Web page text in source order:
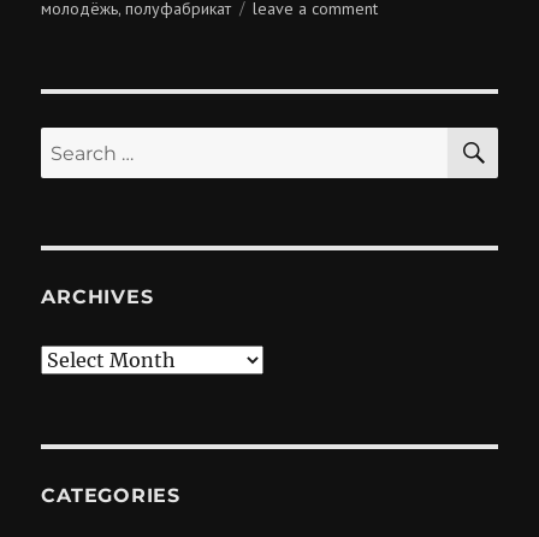
on
молодёжь,полуфабрикат leave a commenton
Search
for:
ARCHIVES
Archives
CATEGORIES